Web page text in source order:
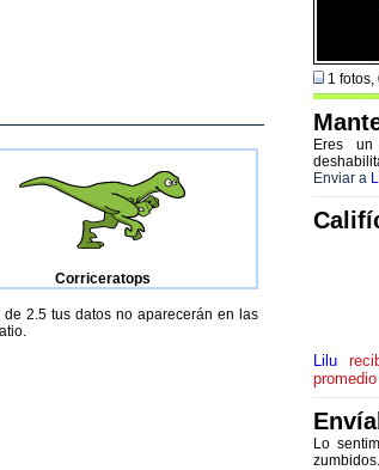
Corriceratops
2.5 tus datos no aparecerán en las
1 fotos,
Eres un
Enviar a
Lilu
Lo
zumbidos.